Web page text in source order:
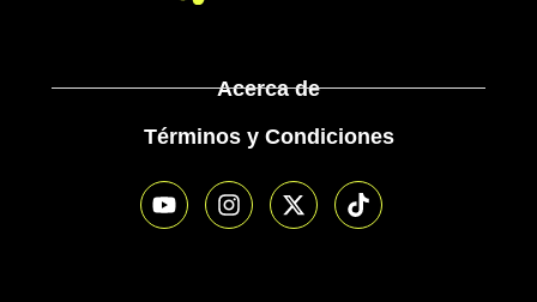
Acerca de
Términos y Condiciones